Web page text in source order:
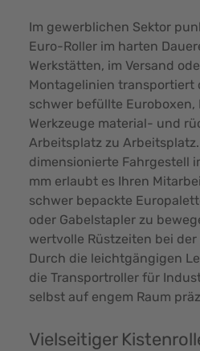
Im gewerblichen Sektor
Euro-Roller im harten
Werkstätten, im Versand
Montagelinien transportiert
schwer befüllte Euroboxen,
Werkzeuge material- und
Arbeitsplatz zu
dimensionierte Fahrgestell
mm erlaubt es Ihren
schwer bepackte
oder Gabelstapler zu
wertvolle Rüstzeiten bei
Durch die leichtgängigen
die Transportroller für
selbst auf engem Raum
Vielseitiger